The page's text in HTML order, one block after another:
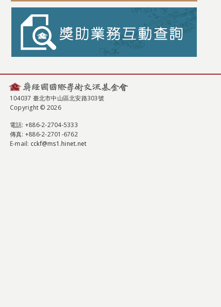
104037 臺北市中山區北安路303號
Copyright © 2026
電話: +886-2-2704-5333
傳真: +886-2-2701-6762
E-mail: cckf@ms1.hinet.net